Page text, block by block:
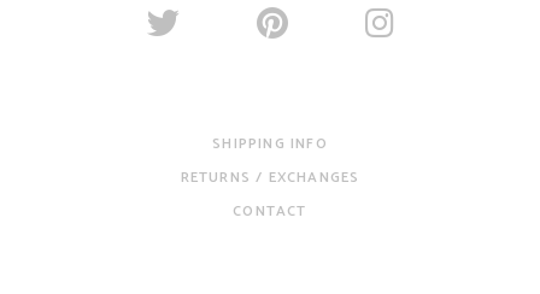
SHIPPING INFO
RETURNS / EXCHANGES
CONTACT